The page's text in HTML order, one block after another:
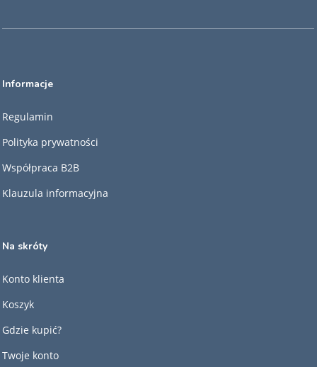
Informacje
Regulamin
Polityka prywatności
Współpraca B2B
Klauzula informacyjna
Na skróty
Konto klienta
Koszyk
Gdzie kupić?
Twoje konto